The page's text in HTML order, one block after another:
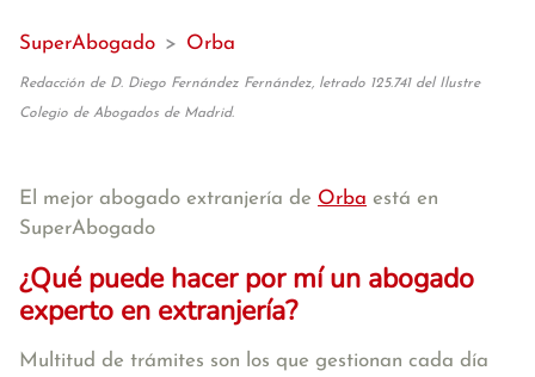
SuperAbogado > Orba
Redacción de D. Diego Fernández Fernández, letrado 125.741 del Ilustre
Colegio de Abogados de Madrid.
El mejor abogado extranjería de Orba está en
SuperAbogado
¿Qué puede hacer por mí un abogado
experto en extranjería?
Multitud de trámites son los que gestionan cada día